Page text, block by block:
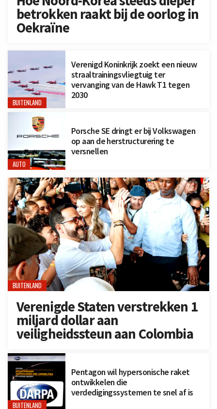
betrokken raakt bij de oorlog in
Oekraïne
BUITENLAND
Verenigd Koninkrijk zoekt een nieuw
straaltrainingsvliegtuig ter
vervanging van de Hawk T1 tegen
2030
AUTO
Porsche SE dringt er bij Volkswagen
op aan de herstructurering te
versnellen
BUITENLAND
Verenigde Staten verstrekken 1
miljard dollar aan
veiligheidssteun aan Colombia
BUITENLAND
Pentagon wil hypersonische raket
ontwikkelen die
verdedigingssystemen te snel af is